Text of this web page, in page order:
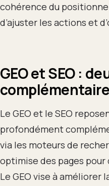
cohérence du
d’ajuster les actions et
GEO et SEO :
Le GEO et le SEO
profondément
via les moteurs de
optimise des pages pour
Le GEO vise à améliorer